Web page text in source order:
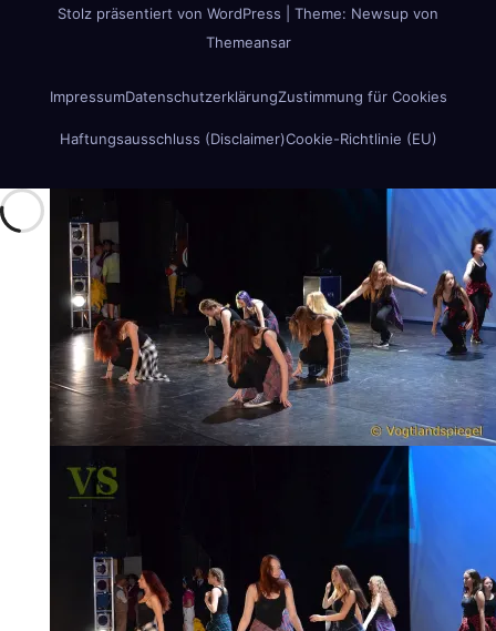
Stolz präsentiert von WordPress Theme: Newsup von
Themeansar
ImpressumDatenschutzerklärungZustimmung für Cookies
Haftungsausschluss (Disclaimer)Cookie-Richtlinie (EU)